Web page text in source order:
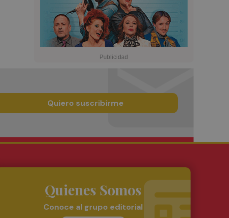
Quiero suscribirme
Quienes Somos
Conoce al grupo editorial